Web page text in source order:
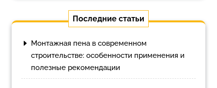
Последние статьи
Монтажная пена в современном
строительстве: особенности применения и
полезные рекомендации